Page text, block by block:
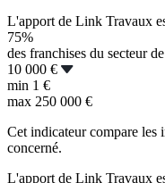
L'apport de Link Travaux
75%
des franchises du secteur
10 000 €
min 1 €
max 250 000 €
Cet indicateur compare les
concerné.
L'apport de Link Travaux